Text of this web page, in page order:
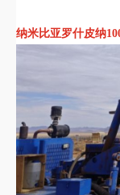
纳米比亚罗什皮纳